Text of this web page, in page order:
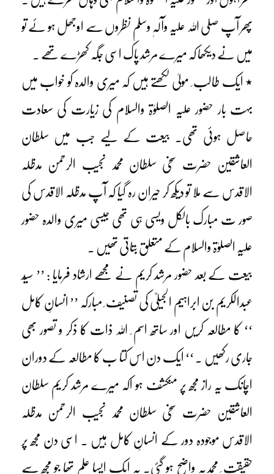
پھر آپ صلی اللہ علیہ وآلہٖ وسلم نظروں سے اوجھل ہو ئے تو
میں نے دیکھا کہ میرے مرشد پاک اسی جگہ کھڑے تھے ۔
٭ ایک طالب ِ مولیٰ لکھتے ہیں کہ میری والدہ کو خواب میں
بہت بار حضور علیہ الصلوٰۃ والسلام کی زیارت کی سعادت
حاصل ہوئی تھی۔ بیعت کے لیے جب میں سلطان
العاشقین حضرت سخی سلطان محمد نجیب الرحمن مدظلہ
الاقدس سے ملا تو دیکھ کر حیران رہ گیا کہ آپ مدظلہ الاقدس کی
صور ت مبارک بالکل ویسی ہی تھی جیسی میری والدہ حضور
علیہ الصلوٰۃ والسلام کے متعلق بتاتی تھیں ۔
بیعت کے بعد حضور مرشد کریم نے مجھے ارشاد فرمایا : ’’ سیّد
عبدالکریم بن ابراہیم الجیلیؒ کی تصنیف ِ مبارکہ ’’ انسانِ کامل
‘‘ کا مطالعہ کریں اور ساتھ اسم ِ اللہ ذات کا ذکر و تصور بھی
جاری رکھیں ۔ ‘‘ ایک دن اس کتا ب کا مطالعہ کے دوران
اچانک یہ راز مجھ پر منکشف ہو اکہ میرے مرشد کریم سلطان
العاشقین حضرت سخی سلطان محمد نجیب الرحمن مدظلہ
الاقدس موجودہ دور کے انسانِ کامل ہیں ۔ اسی دن مجھ پر
حقیقت ِ محمدیہ واضح ہو گئی۔ یہ ایک ایسا علم تھا جو مجھ سے